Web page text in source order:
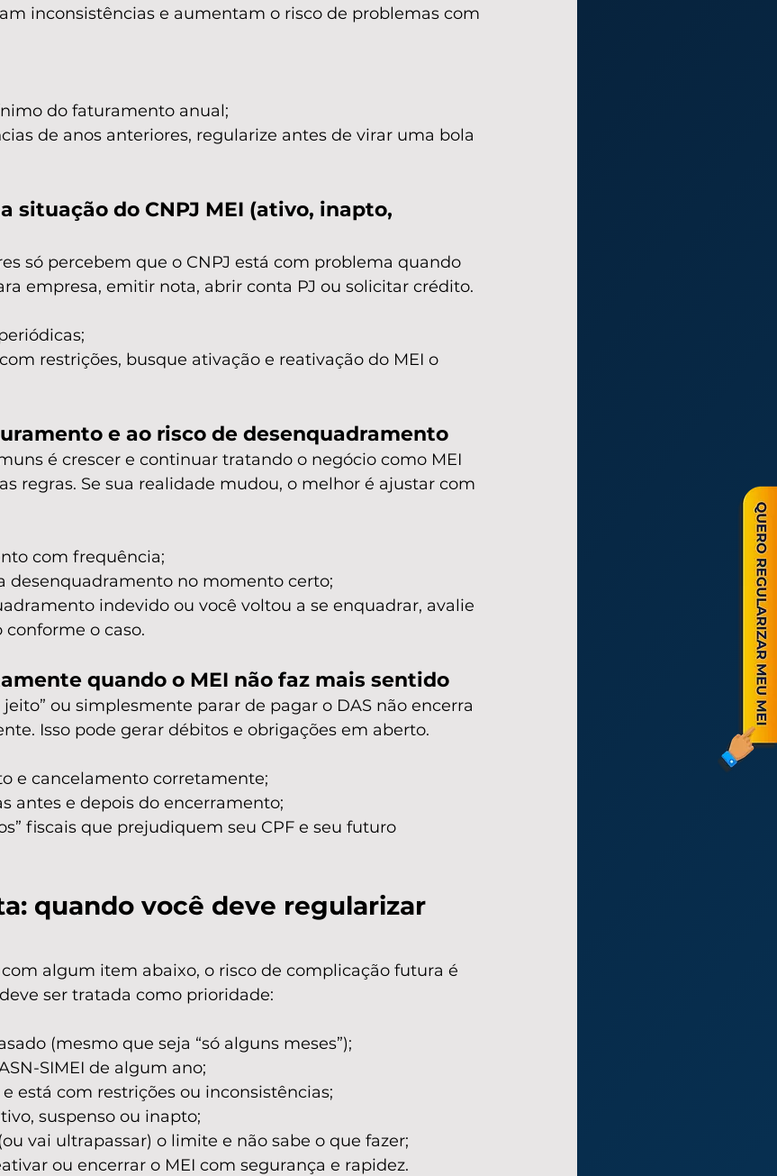
inconsistências e aumentam o risco de problemas com
do faturamento anual;
de anos anteriores, regularize antes de virar uma bola
situação do CNPJ MEI (ativo, inapto,
só percebem que o CNPJ está com problema quando
empresa, emitir nota, abrir conta PJ ou solicitar crédito.
restrições, busque ativação e reativação do MEI o
e ao risco de desenquadramento
é crescer e continuar tratando o negócio como MEI
regras. Se sua realidade mudou, o melhor é ajustar com
com frequência;
desenquadramento no momento certo;
indevido ou você voltou a se enquadrar, avalie
o caso.
quando o MEI não faz mais sentido
ou simplesmente parar de pagar o DAS não encerra
Isso pode gerar débitos e obrigações em aberto.
e cancelamento corretamente;
antes e depois do encerramento;
fiscais que prejudiquem seu CPF e seu futuro
quando você deve regularizar
algum item abaixo, o risco de complicação futura é
ser tratada como prioridade:
(mesmo que seja “só alguns meses”);
SIMEI de algum ano;
está com restrições ou inconsistências;
suspenso ou inapto;
vai ultrapassar) o limite e não sabe o que fazer;
ou encerrar o MEI com segurança e rapidez.